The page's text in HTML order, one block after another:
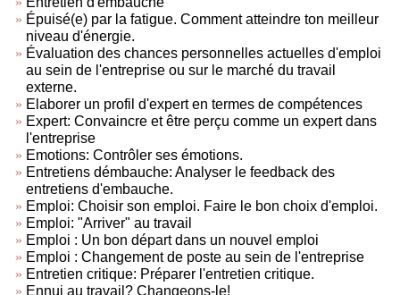
Épuisé(e) par la fatigue. Comment atteindre ton meilleur
niveau d'énergie.
Évaluation des chances personnelles actuelles d'emploi
au sein de l'entreprise ou sur le marché du travail
externe.
Elaborer un profil d'expert en termes de compétences
Expert: Convaincre et être perçu comme un expert dans
l'entreprise
Emotions: Contrôler ses émotions.
Entretiens démbauche: Analyser le feedback des
entretiens d'embauche.
Emploi: Choisir son emploi. Faire le bon choix d'emploi.
Emploi: "Arriver" au travail
Emploi : Un bon départ dans un nouvel emploi
Emploi : Changement de poste au sein de l'entreprise
Entretien critique: Préparer l'entretien critique.
Ennui au travail? Changeons-le!